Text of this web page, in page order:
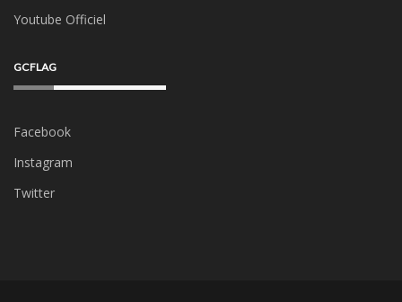
Youtube Officiel
GCFLAG
Facebook
Instagram
Twitter